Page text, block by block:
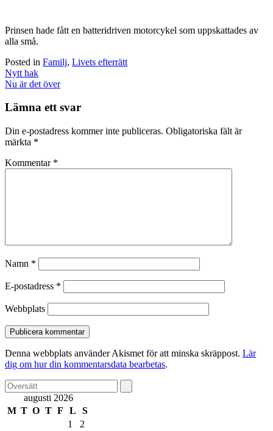
Prinsen hade fått en batteridriven motorcykel som uppskattades av
alla små.
Posted in Familj, Livets efterrätt
Post
navigation
Nytt hak
Nu är det över
Lämna ett svar
Din e-postadress kommer inte publiceras. Obligatoriska fält är
märkta *
Kommentar *
Namn *
E-postadress *
Webbplats
Denna webbplats använder Akismet för att minska skräppost. Lär
dig om hur din kommentarsdata bearbetas.
augusti 2026
M T O T F L
S
1
2